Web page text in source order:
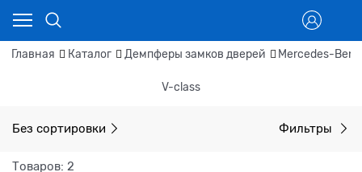
Главная Каталог Демпферы замков дверей Mercedes-Benz
V-class
Без сортировки Фильтры
Товаров: 2